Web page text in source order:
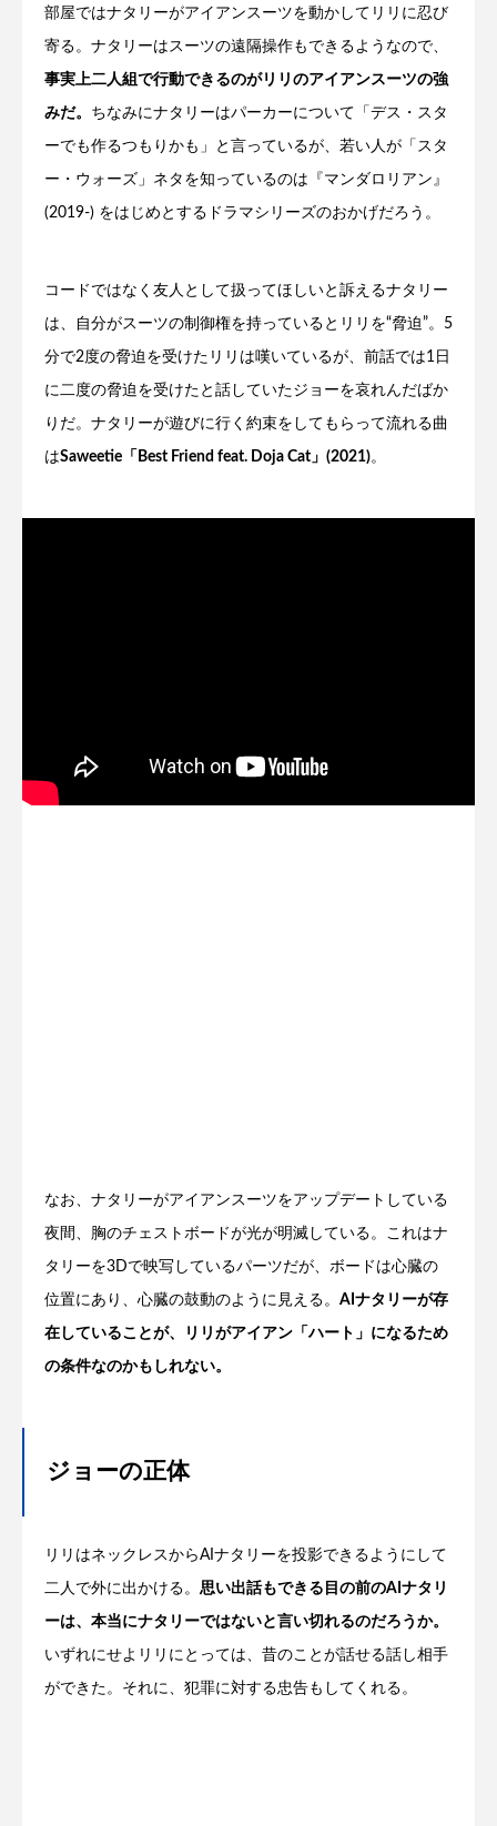
部屋ではナタリーがアイアンスーツを動かしてリリに忍び
寄る。ナタリーはスーツの遠隔操作もできるようなので、
事実上二人組で行動できるのがリリのアイアンスーツの強
みだ。 ちなみにナタリーはパーカーについて「デス・スタ
ーでも作るつもりかも」と言っているが、若い人が「スタ
ー・ウォーズ」ネタを知っているのは『マンダロリアン』
(2019-) をはじめとするドラマシリーズのおかげだろう。
コードではなく友人として扱ってほしいと訴えるナタリー
は、自分がスーツの制御権を持っているとリリを“脅迫”。5
分で2度の脅迫を受けたリリは嘆いているが、前話では1日
に二度の脅迫を受けたと話していたジョーを哀れんだばか
りだ。ナタリーが遊びに行く約束をしてもらって流れる曲
はSaweetie「Best Friend feat. Doja Cat」(2021)。
なお、ナタリーがアイアンスーツをアップデートしている
夜間、胸のチェストボードが光が明滅している。これはナ
タリーを3Dで映写しているパーツだが、ボードは心臓の
位置にあり、心臓の鼓動のように見える。 AIナタリーが存
在していることが、リリがアイアン「ハート」になるため
の条件なのかもしれない。
ジョーの正体
リリはネックレスからAIナタリーを投影できるようにして
二人で外に出かける。 思い出話もできる目の前のAIナタリ
ーは、本当にナタリーではないと言い切れるのだろうか。
いずれにせよリリにとっては、昔のことが話せる話し相手
ができた。それに、犯罪に対する忠告もしてくれる。